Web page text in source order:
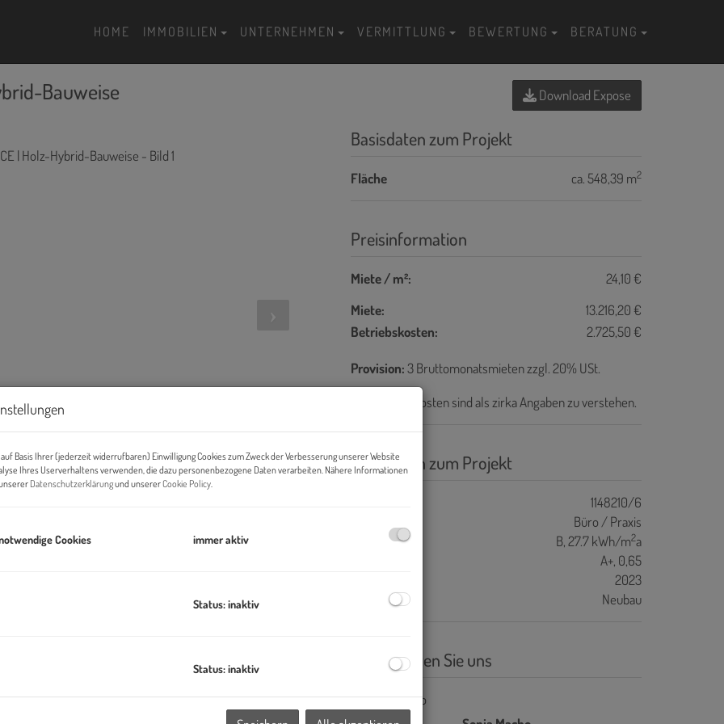
HOME IMMOBILIEN UNTERNEHMEN VERMITTLUNG BEWERTUNG BERATUNG
Bauweise
und somit sind die besten
der Stephansdom nur einen kurzen Fußweg entfernt. Der
mit regem Kulturleben. Hier trifft die hippe künstlerische
Download Expose
Basisdaten zum Projekt
Fläche ca. 548,39 m2
Preisinformation
Miete / m²:
24,10 €
Miete:
13.216,20 €
Betriebskosten:
2.725,50 €
Provision:3 Bruttomonatsmieten zzgl. 20% USt.
Die Betriebskosten sind als zirka Angaben zu verstehen.
Basisdaten zum Projekt
1148210/6
Büro / Praxis
B, 27.7 kWh/m2a
A+, 0,65
2023
Neubau
Kontaktieren Sie uns
Basis Ihrer (jederzeit widerrufbaren) Einwilligung Cookies zum Zweck der Verbesserung unserer Website
Ihres Userverhaltens verwenden, die dazu personenbezogene Daten verarbeiten. Nähere Informationen
Datenschutzerklärungund unsererCookie Policy.
Cookies immer aktiv
Status: inaktiv
Status: inaktiv